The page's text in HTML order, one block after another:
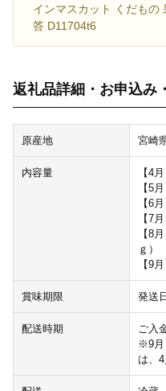
インマスカット くだもの
答 D11704t6
返礼品詳細・お申込み
原産地 宮崎
内容量
【4
【5
【6
【7
【8
ｇ）
【9
賞味期限 発送
配送時期
ご入
※9月
は、